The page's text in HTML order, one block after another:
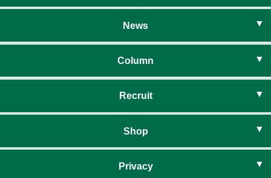
社長挨拶
経営理念
会社概要
News
お知らせ
Column
暮らしのコラム
暮らしのイベント
Recruit
新卒採用
Shop
ハウスドゥ尾張旭
Privacy